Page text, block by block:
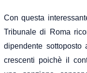
Con questa
Tribunale di Roma
dipendente
crescenti poichè il